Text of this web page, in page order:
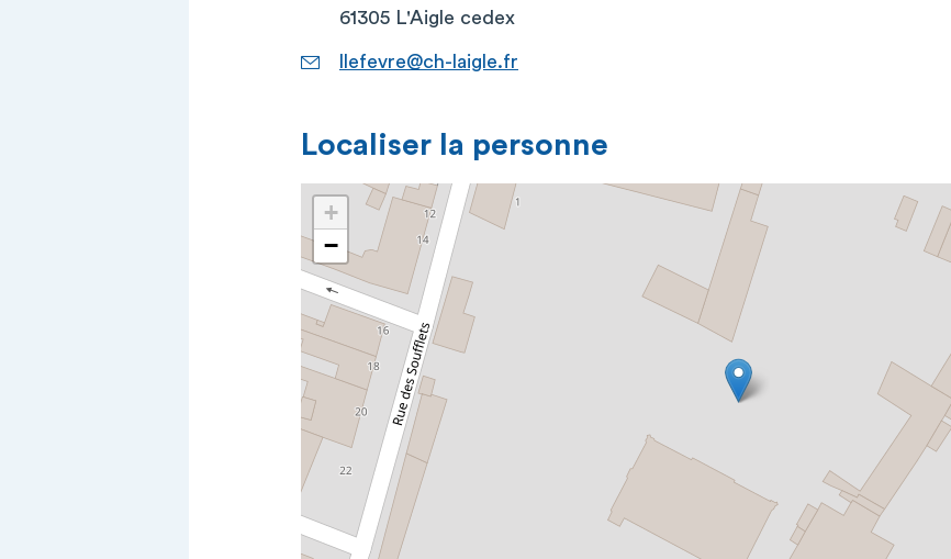
61305 L'Aigle cedex
llefevre@ch-laigle.fr
Localiser la personne
+
−